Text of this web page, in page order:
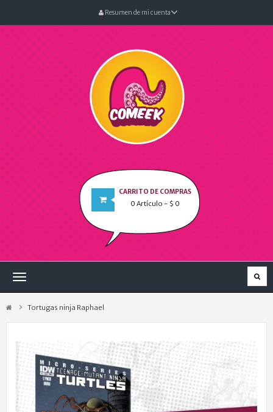
Resumen de mi cuenta
CARRITO DE COMPRAS
0 Artículo - $ 0
Navegación
Tortugas ninja Raphael